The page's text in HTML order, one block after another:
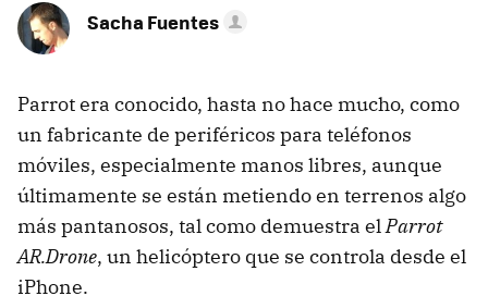
Sacha Fuentes
Parrot era conocido, hasta no hace mucho, como
un fabricante de periféricos para teléfonos
móviles, especialmente manos libres, aunque
últimamente se están metiendo en terrenos algo
más pantanosos, tal como demuestra elParrot
AR.Drone, un helicóptero que se controla desde el
iPhone.